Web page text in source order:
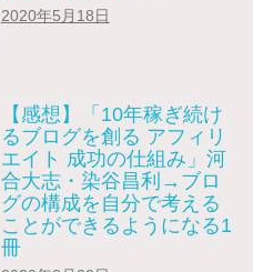
2020年5月18日
【感想】「10年稼ぎ続け
るブログを創る アフィリ
エイト 成功の仕組み」河
合大志・染谷昌利→ブロ
グの構成を自分で考える
ことができるようになる1
冊